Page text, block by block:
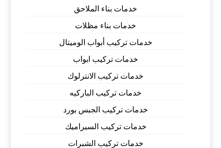
خدمات بناء الملاحق
خدمات بناء مظلات
خدمات تركيب أبواب الوميتال
خدمات تركيب ابواب
خدمات تركيب الانترلوك
خدمات تركيب الباركيه
خدمات تركيب الجبس بورد
خدمات تركيب السيراميك
خدمات تركيب الشبرات